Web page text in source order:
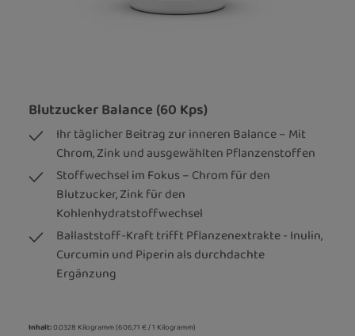
Blutzucker Balance (60 Kps)
Ihr täglicher Beitrag zur inneren Balance – Mit
Chrom, Zink und ausgewählten Pflanzenstoffen
Stoffwechsel im Fokus – Chrom für den
Blutzucker, Zink für den
Kohlenhydratstoffwechsel
Ballaststoff-Kraft trifft Pflanzenextrakte - Inulin,
Curcumin und Piperin als durchdachte
Ergänzung
Inhalt:0.0328 Kilogramm(606,71 € / 1 Kilogramm)